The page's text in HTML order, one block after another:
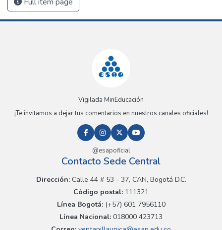
Vigilada MinEducación
¡Te invitamos a dejar tus comentarios en nuestros canales oficiales!
@esapoficial
Contacto Sede Central
Dirección:Calle 44 # 53 - 37, CAN, Bogotá D.C.
Código postal: 111321
Línea Bogotá:(+57) 601 7956110
Línea Nacional: 018000 423713